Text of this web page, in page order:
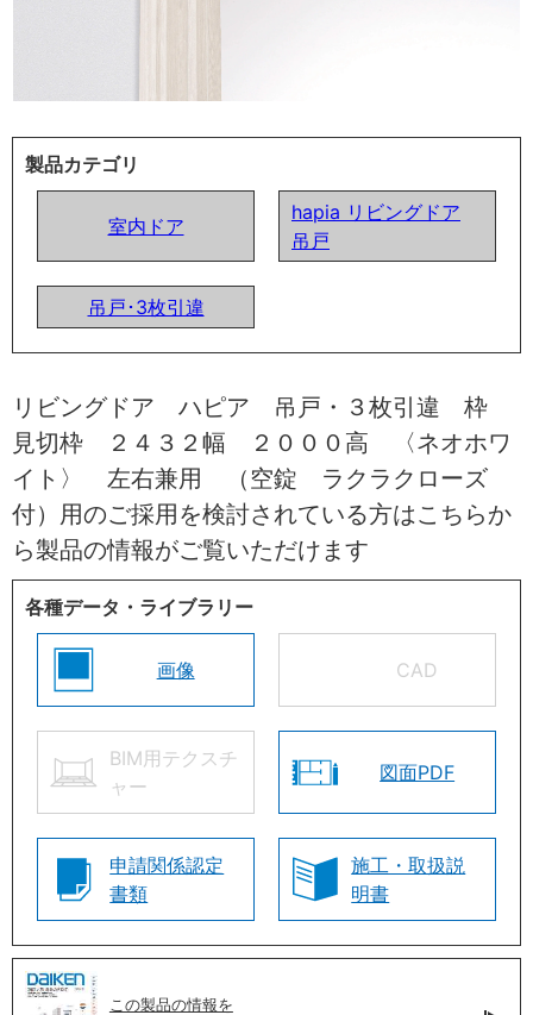
製品カテゴリ
室内ドア
hapia リビングドア
吊戸
吊戸･3枚引違
リビングドア ハピア 吊戸・３枚引違 枠
見切枠 ２４３２幅 ２０００高 〈ネオホワ
イト〉 左右兼用 （空錠 ラクラクローズ
付）用のご採用を検討されている方はこちらか
ら製品の情報がご覧いただけます
各種データ・ライブラリー
画像 CAD
BIM用テクスチ
ャー
図面PDF
申請関係認定
書類
施工・取扱説
明書
この製品の情報を